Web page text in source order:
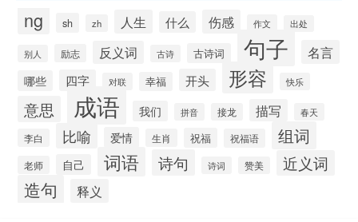
ng sh zh 人生 什么 伤感 作文 出处
别人 励志 反义词 古诗 古诗词 句子 名言
哪些 四字 对联 幸福 开头 形容 快乐
意思 成语 我们 拼音 接龙 描写 春天
李白 比喻 爱情 生肖 祝福 祝福语 组词
老师 自己 词语 诗句 诗词 赞美 近义词
造句 释义